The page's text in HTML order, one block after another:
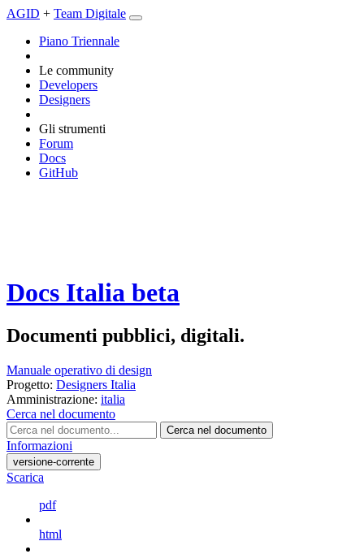
AGID + Team Digitale
Piano Triennale
Le community
Developers
Designers
Gli strumenti
Forum
Docs
GitHub
Docs Italia beta
Documenti pubblici, digitali.
Manuale operativo di design
Progetto: Designers Italia
Amministrazione: italia
Cerca nel documento
Cerca nel documento
Informazioni
versione-corrente
Scarica
pdf
html